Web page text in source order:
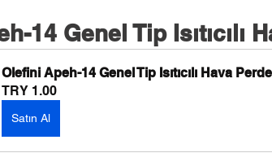
14 Genel Tip Isıtıcılı
Olefini Apeh-14 Genel Tip Isıtıcılı Hava
TRY 1.00
Satın Al